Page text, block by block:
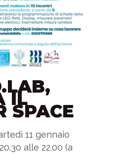
IL
SPACE
11 gennaio
alle 22.00 (a